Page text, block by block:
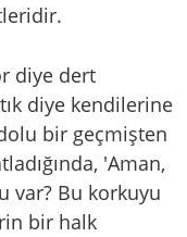
diye dert
diye kendilerine
bir geçmişten
'Aman,
var? Bu korkuyu
bir halk